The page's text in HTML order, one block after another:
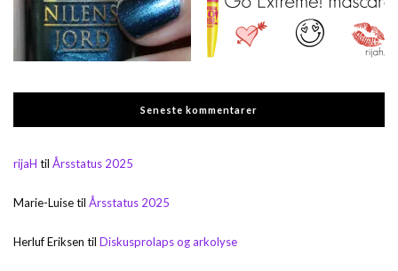
Seneste kommentarer
rijaH til Årsstatus 2025
Marie-Luisetil Årsstatus 2025
Herluf Eriksen til Diskusprolaps og arkolyse